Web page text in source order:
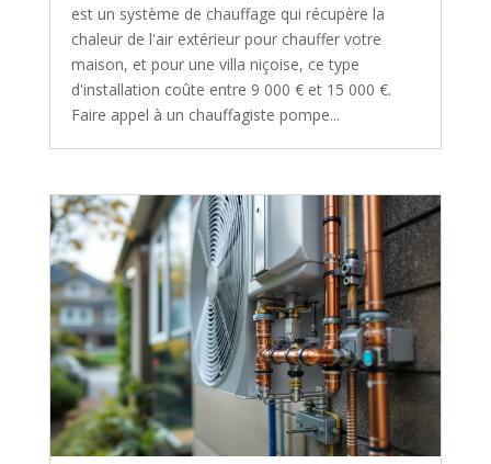
est un système de chauffage qui récupère la
chaleur de l'air extérieur pour chauffer votre
maison, et pour une villa niçoise, ce type
d'installation coûte entre 9 000 € et 15 000 €.
Faire appel à un chauffagiste pompe...